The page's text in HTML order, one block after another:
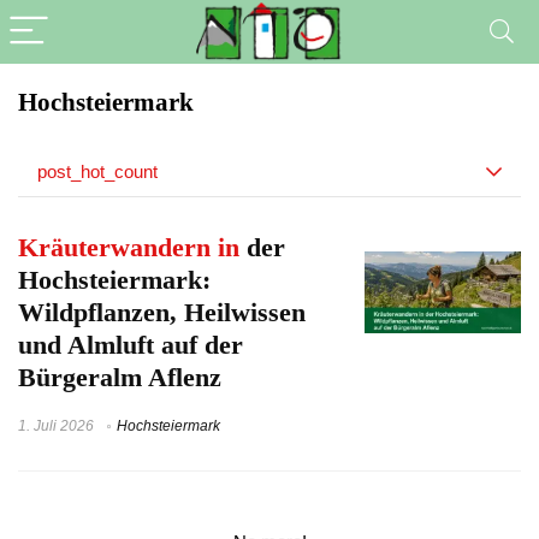
Hochsteiermark
post_hot_count
Kräuterwandern in der
Hochsteiermark:
Wildpflanzen, Heilwissen
und Almluft auf der
Bürgeralm Aflenz
1. Juli 2026 Hochsteiermark